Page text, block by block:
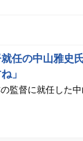
任の中山雅史
」
監督に就任した